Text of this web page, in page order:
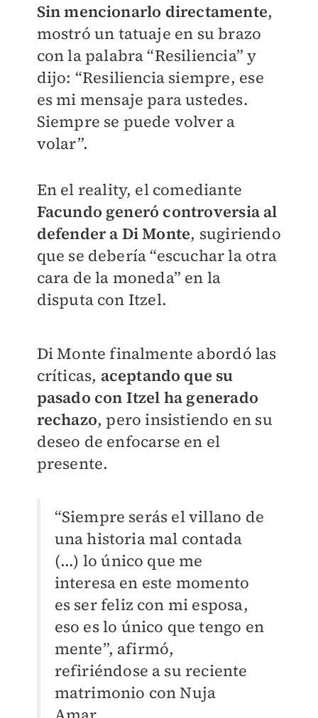
Sin mencionarlo directamente,
mostró un tatuaje en su brazo
con la palabra “Resiliencia” y
dijo: “Resiliencia siempre, ese
es mi mensaje para ustedes.
Siempre se puede volver a
volar”.
En el reality, el comediante
Facundo generó controversia al
defender a Di Monte, sugiriendo
que se debería “escuchar la otra
cara de la moneda” en la
disputa con Itzel.
Di Monte finalmente abordó las
críticas, aceptando que su
pasado con Itzel ha generado
rechazo, pero insistiendo en su
deseo de enfocarse en el
presente.
“Siempre serás el villano de
una historia mal contada
(...) lo único que me
interesa en este momento
es ser feliz con mi esposa,
eso es lo único que tengo en
mente”, afirmó,
refiriéndose a su reciente
matrimonio con Nuja